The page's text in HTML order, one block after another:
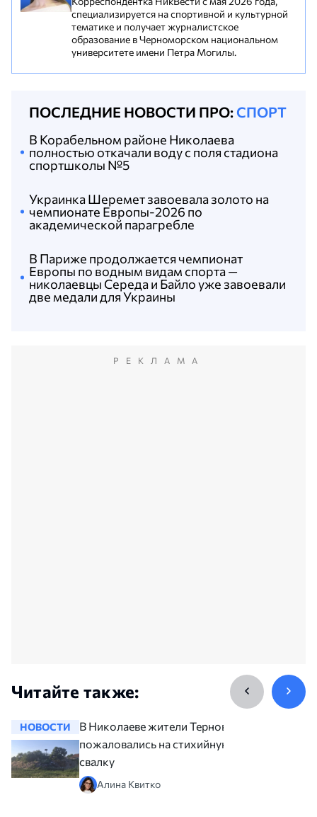
специализируется на спортивной и культурной
тематике и получает журналистское
образование в Черноморском национальном
университете имени Петра Могилы.
ПОСЛЕДНИЕ НОВОСТИ ПРО: СПОРТ
В Париже продолжается чемпионат
Европы по водным видам спорта —
николаевцы Середа и Байло уже завоевали
две медали для Украины
Украинка Шеремет завоевала золото на
чемпионате Европы-2026 по
академической парагребле
В Корабельном районе Николаева
полностью откачали воду с поля стадиона
спортшколы №5
РЕКЛАМА
Читайте также:
НОВОСТИ
В Николаеве жители Терновки
пожаловались на стихийную
свалку
Алина Квитко